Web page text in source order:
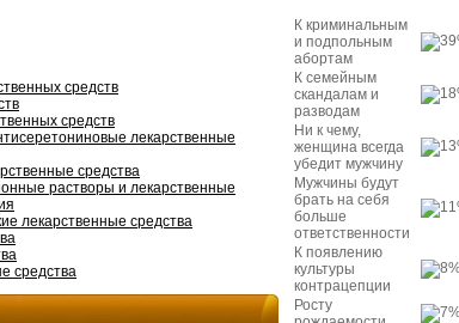
средств
средств
лекарственные
средства
растворы и лекарственные
лекарственные средства
средства
К криминальным
и подпольным
абортам
К семейным
скандалам и
разводам
Ни к чему,
женщина всегда
убедит мужчину
Мужчины будут
брать на себя
больше
ответственности
К появлению
культуры
контрацепции
Росту